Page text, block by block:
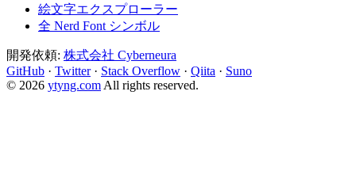
絵文字エクスプローラー
全 Nerd Font シンボル
開発依頼: 株式会社 Cyberneura
GitHub · Twitter · Stack Overflow · Qiita · Suno
© 2026 ytyng.com All rights reserved.